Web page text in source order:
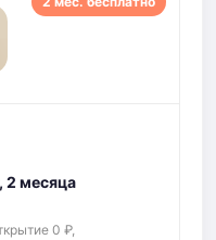
2 месяца
0 ₽,